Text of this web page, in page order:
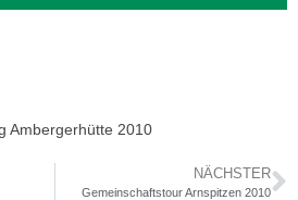
Ambergerhütte 2010
NÄCHSTER
Gemeinschaftstour Arnspitzen 2010